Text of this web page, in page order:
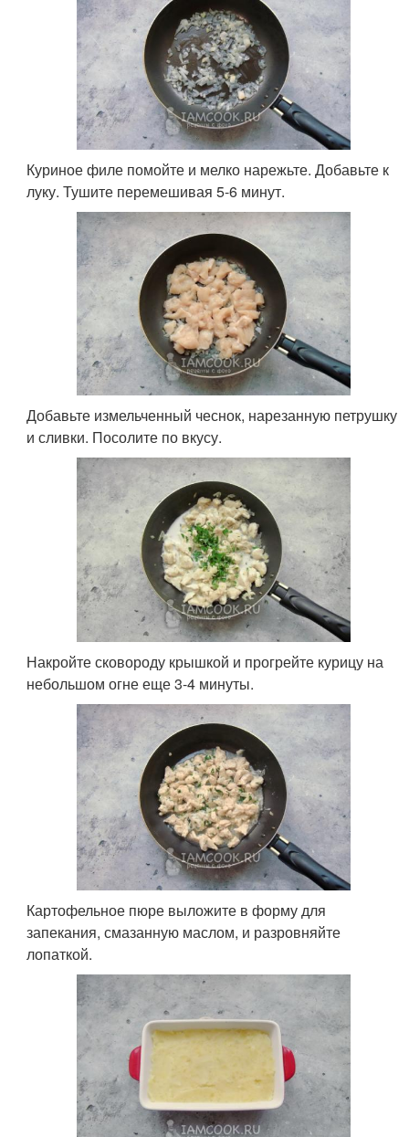
Куриное филе помойте и мелко нарежьте. Добавьте к
луку. Тушите перемешивая 5-6 минут.
Добавьте измельченный чеснок, нарезанную петрушку
и сливки. Посолите по вкусу.
Накройте сковороду крышкой и прогрейте курицу на
небольшом огне еще 3-4 минуты.
Картофельное пюре выложите в форму для
запекания, смазанную маслом, и разровняйте
лопаткой.